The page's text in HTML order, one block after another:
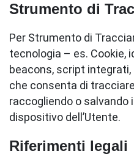
Strumento di
Per Strumento di
tecnologia – es. Cookie,
beacons, script
che consenta di
raccogliendo o salvando
dispositivo dell’Utente.
Riferimenti legali